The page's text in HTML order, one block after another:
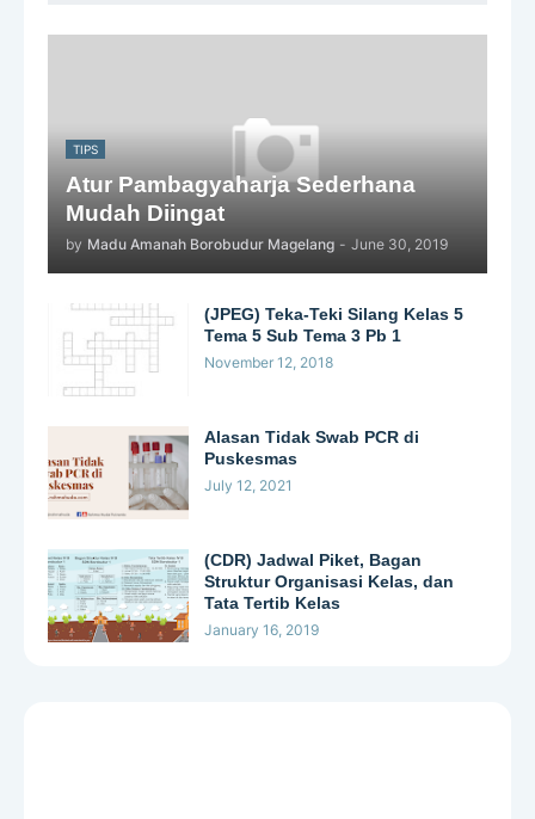
TIPS
Atur Pambagyaharja Sederhana
Mudah Diingat
by Madu Amanah Borobudur Magelang - June 30, 2019
(JPEG) Teka-Teki Silang Kelas 5
Tema 5 Sub Tema 3 Pb 1
November 12, 2018
Alasan Tidak Swab PCR di
Puskesmas
July 12, 2021
(CDR) Jadwal Piket, Bagan
Struktur Organisasi Kelas, dan
Tata Tertib Kelas
January 16, 2019